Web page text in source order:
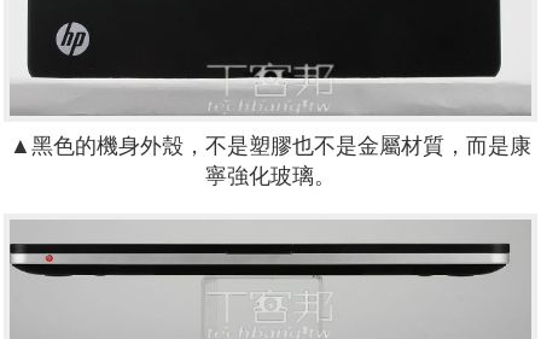
▲黑色的機身外殼，不是塑膠也不是金屬材質，而是康
寧強化玻璃。